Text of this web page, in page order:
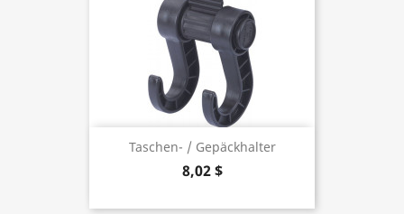
Taschen- / Gepäckhalter
8,02 $